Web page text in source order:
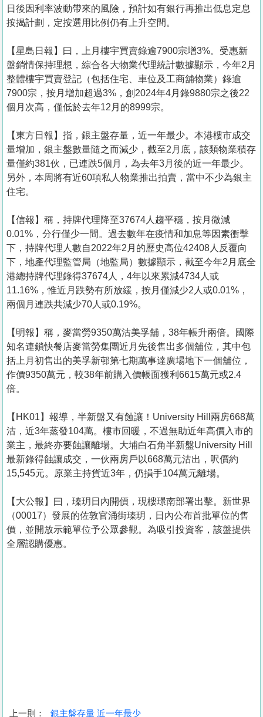
關
於
們
日後因利率波動帶來的風險，預計如有銀行再推出低息定息
按揭計劃，定按選用比例仍有上升空間。
【星島日報】曰，上月樓宇買賣錄逾7900宗增3%。受惠新
盤銷情保持理想，綜合各大物業代理統計數據顯示，今年2月
整體樓宇買賣登記（包括住宅、車位及工商舖物業）錄逾
7900宗，按月增加超過3%，創2024年4月錄9880宗之後22
個月次高，僅低於去年12月的8999宗。
【東方日報】指，銀主盤存量，近一年最少。本港樓市成交
量增加，銀主盤數量隨之而減少，截至2月底，該類物業積存
量僅約381伙，已連跌5個月，為去年3月後的近一年最少。
另外，本周將有近60項私人物業推出拍賣，當中不少為銀主
住宅。
【信報】稱，持牌代理降至37674人趨平穩，按月微減
0.01%，分行僅少一間。過去數年在疫情和加息等因素衝擊
下，持牌代理人數自2022年2月的歷史高位42408人反覆向
下，地產代理監管局（地監局）數據顯示，截至今年2月底全
港總持牌代理錄得37674人，4年以來累減4734人或
11.16%，惟近月跌勢有所放緩，按月僅減少2人或0.01%，
兩個月連跌共減少70人或0.19%。
【明報】稱，麥當勞9350萬沽美孚舖，38年帳升兩倍。國際
知名連鎖快餐店麥當勞集團近月先後售出多個舖位，其中包
括上月初售出的美孚新邨第七期萬事達廣場地下一個舖位，
作價9350萬元，較38年前購入價帳面獲利6615萬元或2.4
倍。
【HK01】報導，半新盤又有蝕讓！University Hill兩房668萬
沽，近3年蒸發104萬。樓市回暖，不過無助近年高價入市的
業主，最終亦要蝕讓離場。大埔白石角半新盤University Hill
最新錄得蝕讓成交，一伙兩房戶以668萬元沽出，呎價約
15,545元。原業主持貨近3年，仍損手104萬元離場。
【大公報】曰，瑧玥日內開價，現樓璟南部署出擊。新世界
（00017）發展的佐敦官涌街瑧玥，日內公布首批單位的售
價，並開放示範單位予公眾參觀。為吸引投資客，該盤提供
全層認購優惠。
上一則： 銀主盤存量 近一年最少